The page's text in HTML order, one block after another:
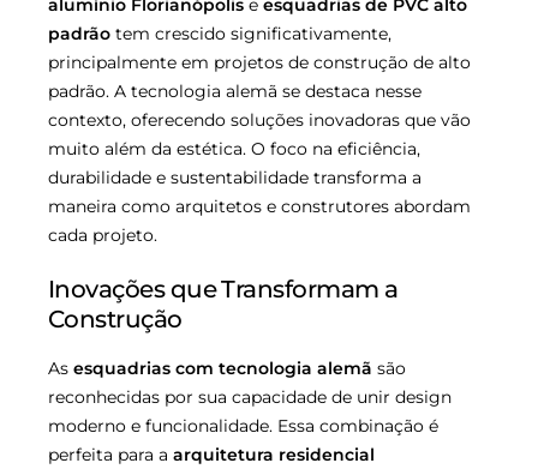
alumínio Florianópolis e esquadrias de PVC alto
padrão tem crescido significativamente,
principalmente em projetos de construção de alto
padrão. A tecnologia alemã se destaca nesse
contexto, oferecendo soluções inovadoras que vão
muito além da estética. O foco na eficiência,
durabilidade e sustentabilidade transforma a
maneira como arquitetos e construtores abordam
cada projeto.
Inovações que Transformam a
Construção
As esquadrias com tecnologia alemã são
reconhecidas por sua capacidade de unir design
moderno e funcionalidade. Essa combinação é
perfeita para a arquitetura residencial